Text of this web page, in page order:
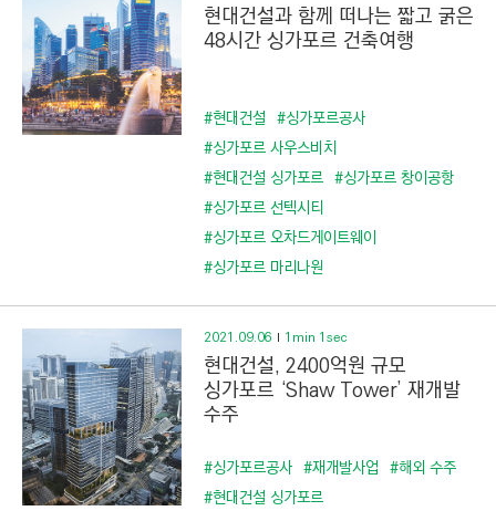
N
)
현대건설과 함께 떠나는 짧고 굵은
48시간 싱가포르 건축여행
#현대건설 #싱가포르공사
#싱가포르 사우스비치
#현대건설 싱가포르 #싱가포르 창이공항
#싱가포르 선텍시티
#싱가포르 오차드게이트웨이
#싱가포르 마리나원
2021.09.06 1min 1sec
현대건설, 2400억원 규모
싱가포르 ‘Shaw Tower’ 재개발
수주
#싱가포르공사 #재개발사업 #해외 수주
#현대건설 싱가포르